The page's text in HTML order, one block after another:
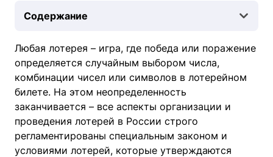
Содержание
Любая лотерея – игра, где победа или поражение
определяется случайным выбором числа,
комбинации чисел или символов в лотерейном
билете. На этом неопределенность
заканчивается – все аспекты организации и
проведения лотерей в России строго
регламентированы специальным законом и
условиями лотерей, которые утверждаются